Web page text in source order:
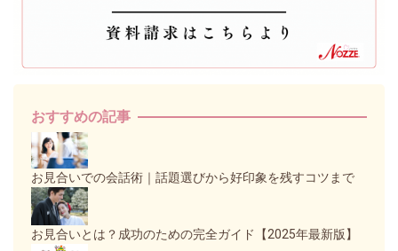
おすすめの記事
お見合いでの会話術｜話題選びから好印象を残すコツまで
お見合いとは？成功のための完全ガイド【2025年最新版】